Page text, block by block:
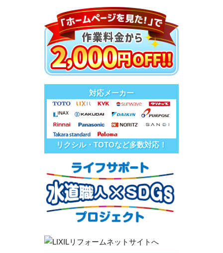
対応メーカー
リクシル・TOTOなど多数対応！